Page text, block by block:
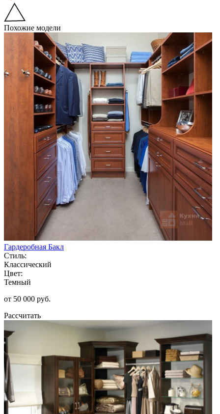
Похожие модели
Гардеробная Бакл
Стиль:
Классический
Цвет:
Темный
от 50 000 руб.
Рассчитать